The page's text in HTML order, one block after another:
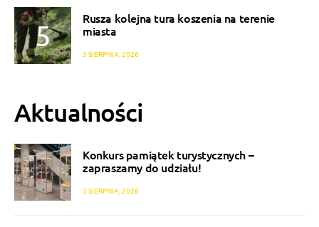
Rusza kolejna tura koszenia na terenie
miasta
3 SIERPNIA, 2026
Aktualności
Konkurs pamiątek turystycznych –
zapraszamy do udziału!
3 SIERPNIA, 2026